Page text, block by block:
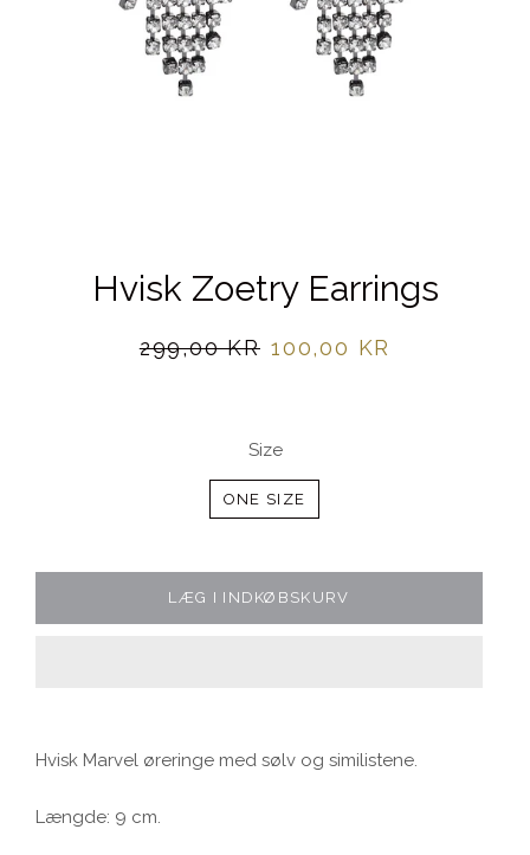
Hvisk Zoetry Earrings
Normalpris
299,00 KR Udsalgspris
100,00 KR
Size
ONE SIZE
LÆG I INDKØBSKURV
Hvisk Marvel øreringe med sølv og similistene.
Længde: 9 cm.